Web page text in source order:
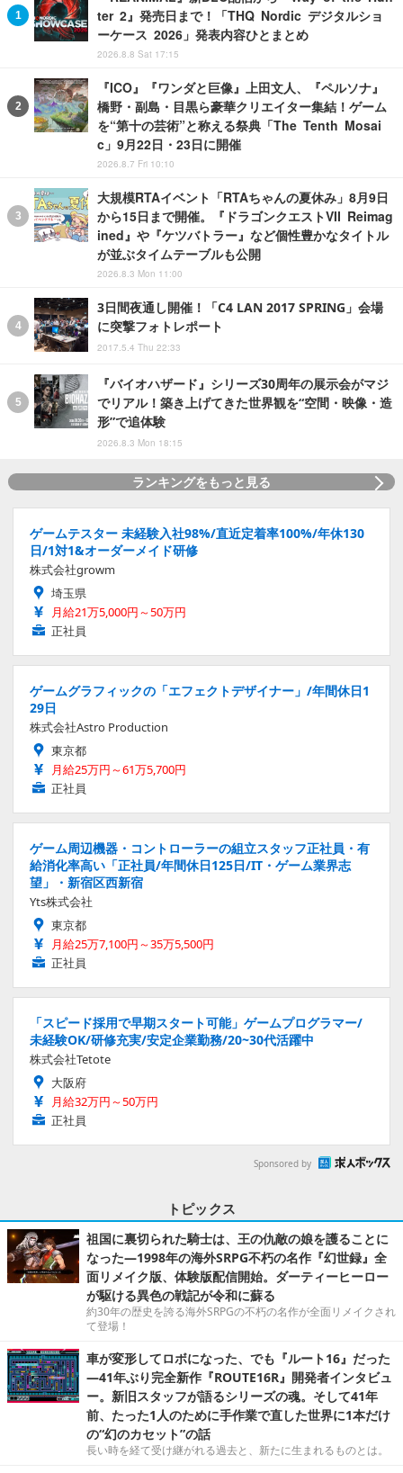
ter 2』発売日まで！「THQ Nordic デジタルショ
ーケース 2026」発表内容ひとまとめ
2026.8.8 Sat 17:15
『ICO』『ワンダと巨像』上田文人、『ペルソナ』
橋野・副島・目黒ら豪華クリエイター集結！ゲーム
を“第十の芸術”と称える祭典「The Tenth Mosai
c」9月22日・23日に開催
2026.8.7 Fri 10:10
大規模RTAイベント「RTAちゃんの夏休み」8月9日
から15日まで開催。『ドラゴンクエストVII Reimag
ined』や『ケツバトラー』など個性豊かなタイトル
が並ぶタイムテーブルも公開
2026.8.3 Mon 11:00
3日間夜通し開催！「C4 LAN 2017 SPRING」会場
に突撃フォトレポート
2017.5.4 Thu 22:33
『バイオハザード』シリーズ30周年の展示会がマジ
でリアル！築き上げてきた世界観を“空間・映像・造
形”で追体験
2026.8.3 Mon 18:15
ランキングをもっと見る
ゲームテスター 未経験入社98%/直近定着率100%/年休130
日/1対1&オーダーメイド研修
株式会社growm
埼玉県
月給21万5,000円～50万円
正社員
ゲームグラフィックの「エフェクトデザイナー」/年間休日1
29日
株式会社Astro Production
東京都
月給25万円～61万5,700円
正社員
ゲーム周辺機器・コントローラーの組立スタッフ正社員・有
給消化率高い「正社員/年間休日125日/IT・ゲーム業界志
望」・新宿区西新宿
Yts株式会社
東京都
月給25万7,100円～35万5,500円
正社員
「スピード採用で早期スタート可能」ゲームプログラマー/
未経験OK/研修充実/安定企業勤務/20~30代活躍中
株式会社Tetote
大阪府
月給32万円～50万円
正社員
Sponsored by
トピックス
祖国に裏切られた騎士は、王の仇敵の娘を護ることに
なった―1998年の海外SRPG不朽の名作『幻世録』全
面リメイク版、体験版配信開始。ダーティーヒーロー
が駆ける異色の戦記が令和に蘇る
約30年の歴史を誇る海外SRPGの不朽の名作が全面リメイクされ
て登場！
車が変形してロボになった、でも『ルート16』だった
―41年ぶり完全新作『ROUTE16R』開発者インタビュ
ー。新旧スタッフが語るシリーズの魂。そして41年
前、たった1人のために手作業で直した世界に1本だけ
の“幻のカセット”の話
長い時を経て受け継がれる過去と、新たに生まれるものとは。